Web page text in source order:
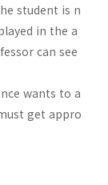
student is n
in the a
can see
wants to a
get appro